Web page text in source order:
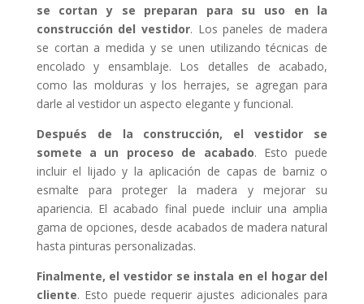
se cortan y se preparan para su uso en la
construcción del vestidor. Los paneles de madera
se cortan a medida y se unen utilizando técnicas de
encolado y ensamblaje. Los detalles de acabado,
como las molduras y los herrajes, se agregan para
darle al vestidor un aspecto elegante y funcional.
Después de la construcción, el vestidor se
somete a un proceso de acabado. Esto puede
incluir el lijado y la aplicación de capas de barniz o
esmalte para proteger la madera y mejorar su
apariencia. El acabado final puede incluir una amplia
gama de opciones, desde acabados de madera natural
hasta pinturas personalizadas.
Finalmente, el vestidor se instala en el hogar del
cliente. Esto puede requerir ajustes adicionales para